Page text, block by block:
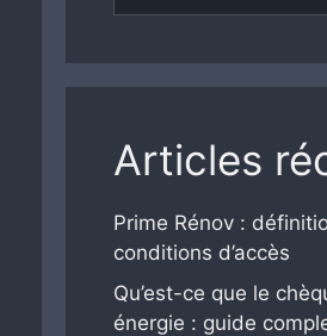
Articles
Prime Rénov :
conditions d’accès
Qu’est-ce que le
énergie : guide